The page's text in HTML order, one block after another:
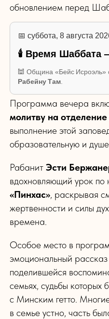
обновлением перед
📅 суббота, 8 августа
🕯 Время Шаббата
🕍 Община «Бейс Исроэль»
Рабейну Там
Программа вечера
молитву на
выполнение этой
образовательную и
Рабанит Эсти
вдохновляющий урок по
«Пинхас», раскрывая
жертвенности и силы
времена.
Особое место в
эмоциональный рассказ
поделившейся
семьях, судьбы которых
с Минским гетто.
в семье устно, часть